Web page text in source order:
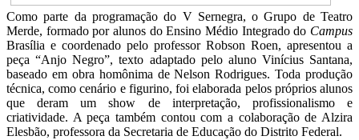
Como parte da programação do V Sernegra, o Grupo de Teatro
Merde, formado por alunos do Ensino Médio Integrado do Campus
Brasília e coordenado pelo professor Robson Roen, apresentou a
peça “Anjo Negro”, texto adaptado pelo aluno Vinícius Santana,
baseado em obra homônima de Nelson Rodrigues. Toda produção
técnica, como cenário e figurino, foi elaborada pelos próprios alunos
que deram um show de interpretação, profissionalismo e
criatividade. A peça também contou com a colaboração de Alzira
Elesbão, professora da Secretaria de Educação do Distrito Federal.